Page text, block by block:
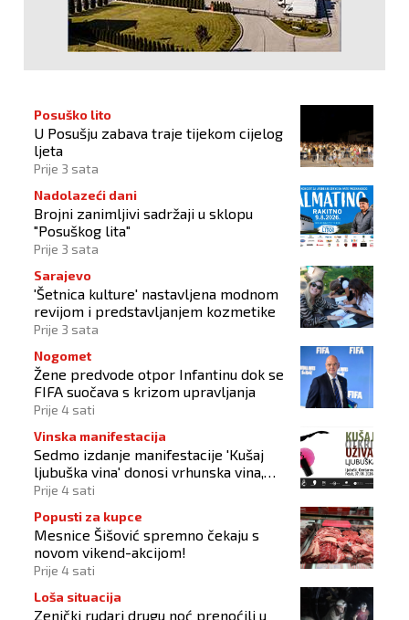
Posuško lito
U Posušju zabava traje tijekom cijelog
ljeta
Prije 3 sata
Nadolazeći dani
Brojni zanimljivi sadržaji u sklopu
"Posuškog lita"
Prije 3 sata
Sarajevo
'Šetnica kulture' nastavljena modnom
revijom i predstavljanjem kozmetike
Prije 3 sata
Nogomet
Žene predvode otpor Infantinu dok se
FIFA suočava s krizom upravljanja
Prije 4 sati
Vinska manifestacija
Sedmo izdanje manifestacije 'Kušaj
ljubuška vina' donosi vrhunska vina,
gastronomiju i glazbu
Prije 4 sati
Popusti za kupce
Mesnice Šišović spremno čekaju s
novom vikend-akcijom!
Prije 4 sati
Loša situacija
Zenički rudari drugu noć prenoćili u